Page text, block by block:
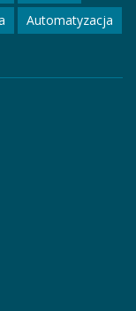
Automatyzacja